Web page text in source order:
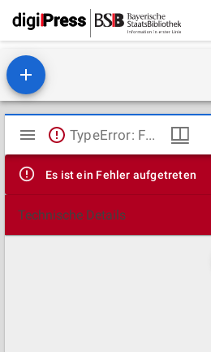
Mirador
Viewer
TypeError: Failed to fetch
Es ist ein Fehler aufgetreten
Technische Details